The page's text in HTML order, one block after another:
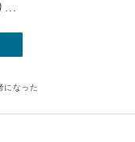
になった